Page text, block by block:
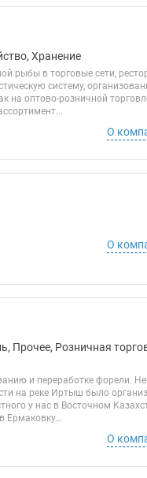
Хранение
рыбы в торговые сети,
систему,
на оптово-розничной
О
О
Прочее, Розничная
и переработке форели.
на реке Иртыш было
у нас в Восточном
Ермаковку...
О